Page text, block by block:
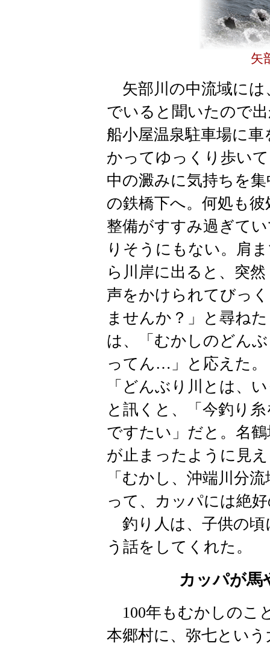
矢
矢部川の中流域には
でいると聞いたので
船小屋温泉駐車場に
かってゆっくり歩い
中の澱みに気持ちを
の鉄橋下へ。何処も彼
整備がすすみ過ぎて
りそうにもない。肩
ら川岸に出ると、突
声をかけられてびっ
ませんか？」と尋ね
は、「むかしのどん
ってん…」と応えた。
「どんぶり川とは、
と訊くと、「今釣り
ですたい」だと。名
が止まったように見
「むかし、沖端川分
って、カッパには絶
釣り人は、子供の頃
う話をしてくれた。
カッパが馬
100年もむかしのこ
本郷村に、弥七とい